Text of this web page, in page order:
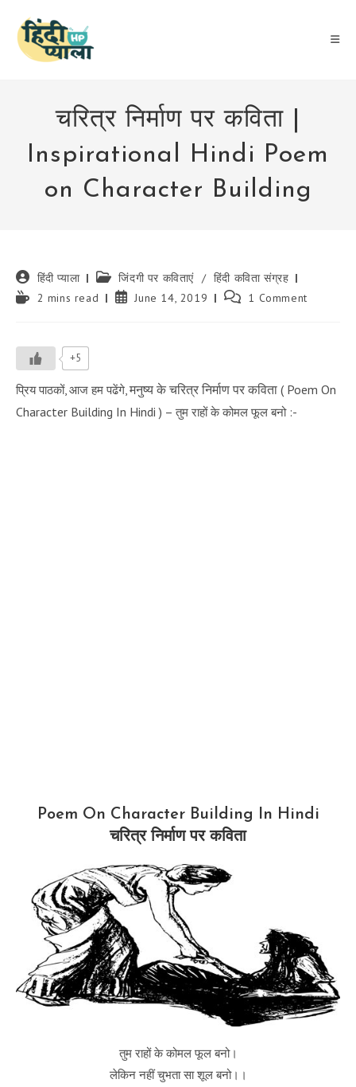
content
चरित्र निर्माण पर कविता |
Inspirational Hindi Poem
on Character Building
Post
author:
हिंदी प्याला
Post
category:
जिंदगी पर कविताएं / हिंदी कविता संग्रह
Reading2 mins read
PostJune 14, 2019
Post 1 Comment
+5
प्रिय पाठकों, आज हम पढेंगे,मनुष्य के चरित्र निर्माण पर कविता ( Poem On
Character Building In Hindi ) –तुम राहों के कोमल फूल बनो :-
Poem On Character Building In Hindi
चरित्र निर्माण पर कविता
तुम राहों के कोमल फूल बनो।
लेकिन नहीं चुभता सा शूल बनो।।